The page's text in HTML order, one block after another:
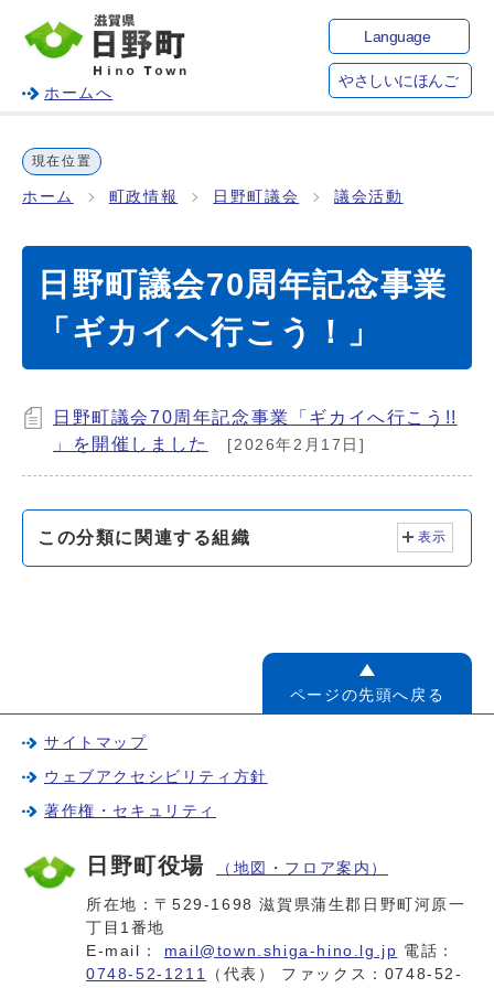
ホームへ
Language
やさしいにほんご
現在位置
ホーム 町政情報 日野町議会 議会活動
日野町議会70周年記念事業
「ギカイへ行こう！」
日野町議会70周年記念事業「ギカイへ行こう!!
」を開催しました
[2026年2月17日]
この分類に関連する組織 表示
ページの先頭へ戻る
サイトマップ
ウェブアクセシビリティ方針
著作権・セキュリティ
日野町役場 （地図・フロア案内）
所在地：〒529-1698 滋賀県蒲生郡日野町河原一
丁目1番地
E-mail： mail@town.shiga-hino.lg.jp 電話：
0748-52-1211
（代表） ファックス：0748-52-